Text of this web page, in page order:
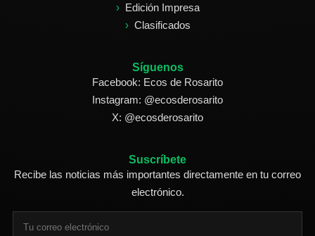
Edición Impresa
Clasificados
Síguenos
Facebook: Ecos de Rosarito
Instagram: @ecosderosarito
X: @ecosderosarito
Suscríbete
Recibe las noticias más importantes directamente en tu correo
electrónico.